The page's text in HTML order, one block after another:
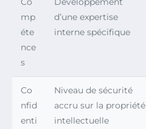
mp
éte
nce
s
d’une expertise
interne spécifique
Co
nfid
enti
Niveau de sécurité
accru sur la propriété
intellectuelle